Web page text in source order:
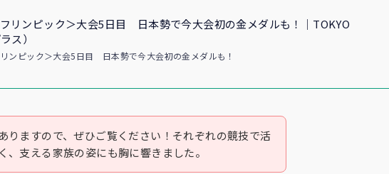
リンピック＞大会5日目 日本勢で今大会初の金メダルも！｜TOKYO
ス）
ンピック＞大会5日目 日本勢で今大会初の金メダルも！
りますので、ぜひご覧ください！それぞれの競技で活
、支える家族の姿にも胸に響きました。